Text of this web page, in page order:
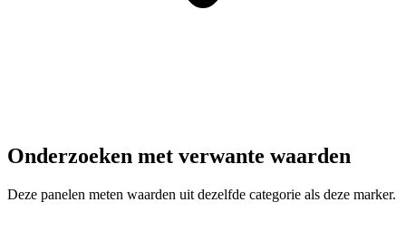
Onderzoeken met verwante waarden
Deze panelen meten waarden uit dezelfde categorie als deze marker.